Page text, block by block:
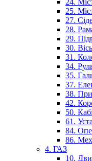
24.
25.
27.
28.
29.
30.
31.
34.
35.
37.
38.
42.
50.
61.
84.
86.
4. ГАЗ
10.